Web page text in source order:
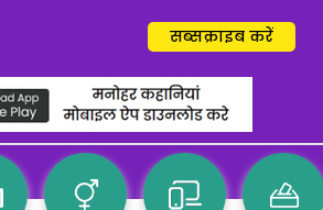
सब्सक्राइब करें